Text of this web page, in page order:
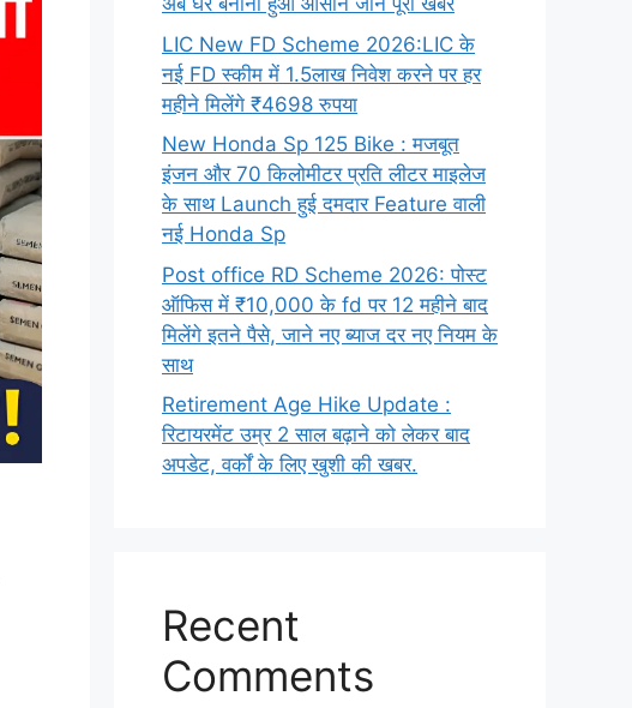
LIC New FD Scheme 2026:LIC के
नई FD स्कीम में 1.5लाख निवेश करने पर हर
महीने मिलेंगे ₹4698 रुपया
New Honda Sp 125 Bike : मजबूत
इंजन और 70 किलोमीटर प्रति लीटर माइलेज
के साथ Launch हुई दमदार Feature वाली
नई Honda Sp
Post office RD Scheme 2026: पोस्ट
ऑफिस में ₹10,000 के fd पर 12 महीने बाद
मिलेंगे इतने पैसे, जाने नए ब्याज दर नए नियम के
साथ
Retirement Age Hike Update :
रिटायरमेंट उम्र 2 साल बढ़ाने को लेकर बाद
अपडेट, वर्कों के लिए खुशी की खबर.
Recent
Comments